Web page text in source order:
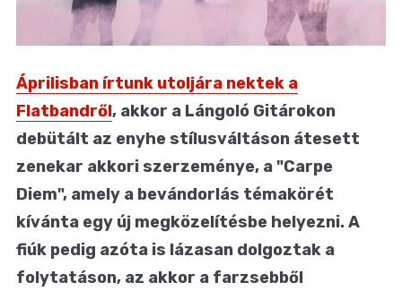
Áprilisban írtunk utoljára nektek a
Flatbandről, akkor a Lángoló Gitárokon
debütált az enyhe stílusváltáson átesett
zenekar akkori szerzeménye, a "Carpe
Diem", amely a bevándorlás témakörét
kívánta egy új megközelítésbe helyezni. A
fiúk pedig azóta is lázasan dolgoztak a
folytatáson, az akkor a farzsebből